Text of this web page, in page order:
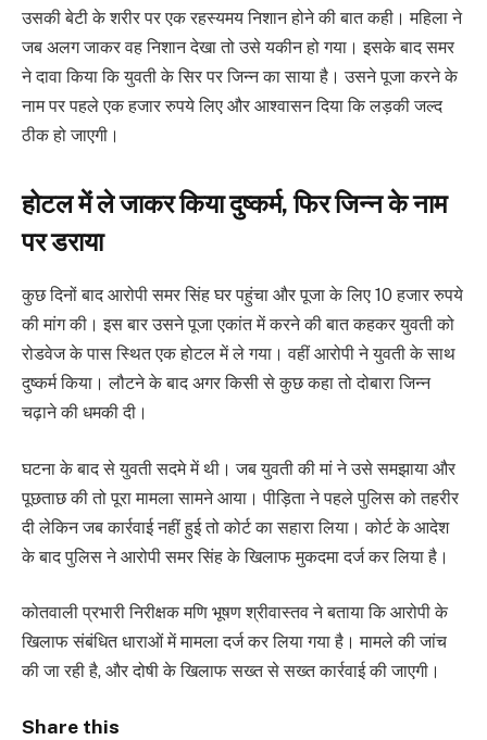
उसकी बेटी के शरीर पर एक रहस्यमय निशान होने की बात कही। महिला ने
जब अलग जाकर वह निशान देखा तो उसे यकीन हो गया। इसके बाद समर
ने दावा किया कि युवती के सिर पर जिन्न का साया है। उसने पूजा करने के
नाम पर पहले एक हजार रुपये लिए और आश्वासन दिया कि लड़की जल्द
ठीक हो जाएगी।
होटल में ले जाकर किया दुष्कर्म, फिर जिन्न के नाम
पर डराया
कुछ दिनों बाद आरोपी समर सिंह घर पहुंचा और पूजा के लिए 10 हजार रुपये
की मांग की। इस बार उसने पूजा एकांत में करने की बात कहकर युवती को
रोडवेज के पास स्थित एक होटल में ले गया। वहीं आरोपी ने युवती के साथ
दुष्कर्म किया। लौटने के बाद अगर किसी से कुछ कहा तो दोबारा जिन्न
चढ़ाने की धमकी दी।
घटना के बाद से युवती सदमे में थी। जब युवती की मां ने उसे समझाया और
पूछताछ की तो पूरा मामला सामने आया। पीड़िता ने पहले पुलिस को तहरीर
दी लेकिन जब कार्रवाई नहीं हुई तो कोर्ट का सहारा लिया। कोर्ट के आदेश
के बाद पुलिस ने आरोपी समर सिंह के खिलाफ मुकदमा दर्ज कर लिया है।
कोतवाली प्रभारी निरीक्षक मणि भूषण श्रीवास्तव ने बताया कि आरोपी के
खिलाफ संबंधित धाराओं में मामला दर्ज कर लिया गया है। मामले की जांच
की जा रही है, और दोषी के खिलाफ सख्त से सख्त कार्रवाई की जाएगी।
Share this